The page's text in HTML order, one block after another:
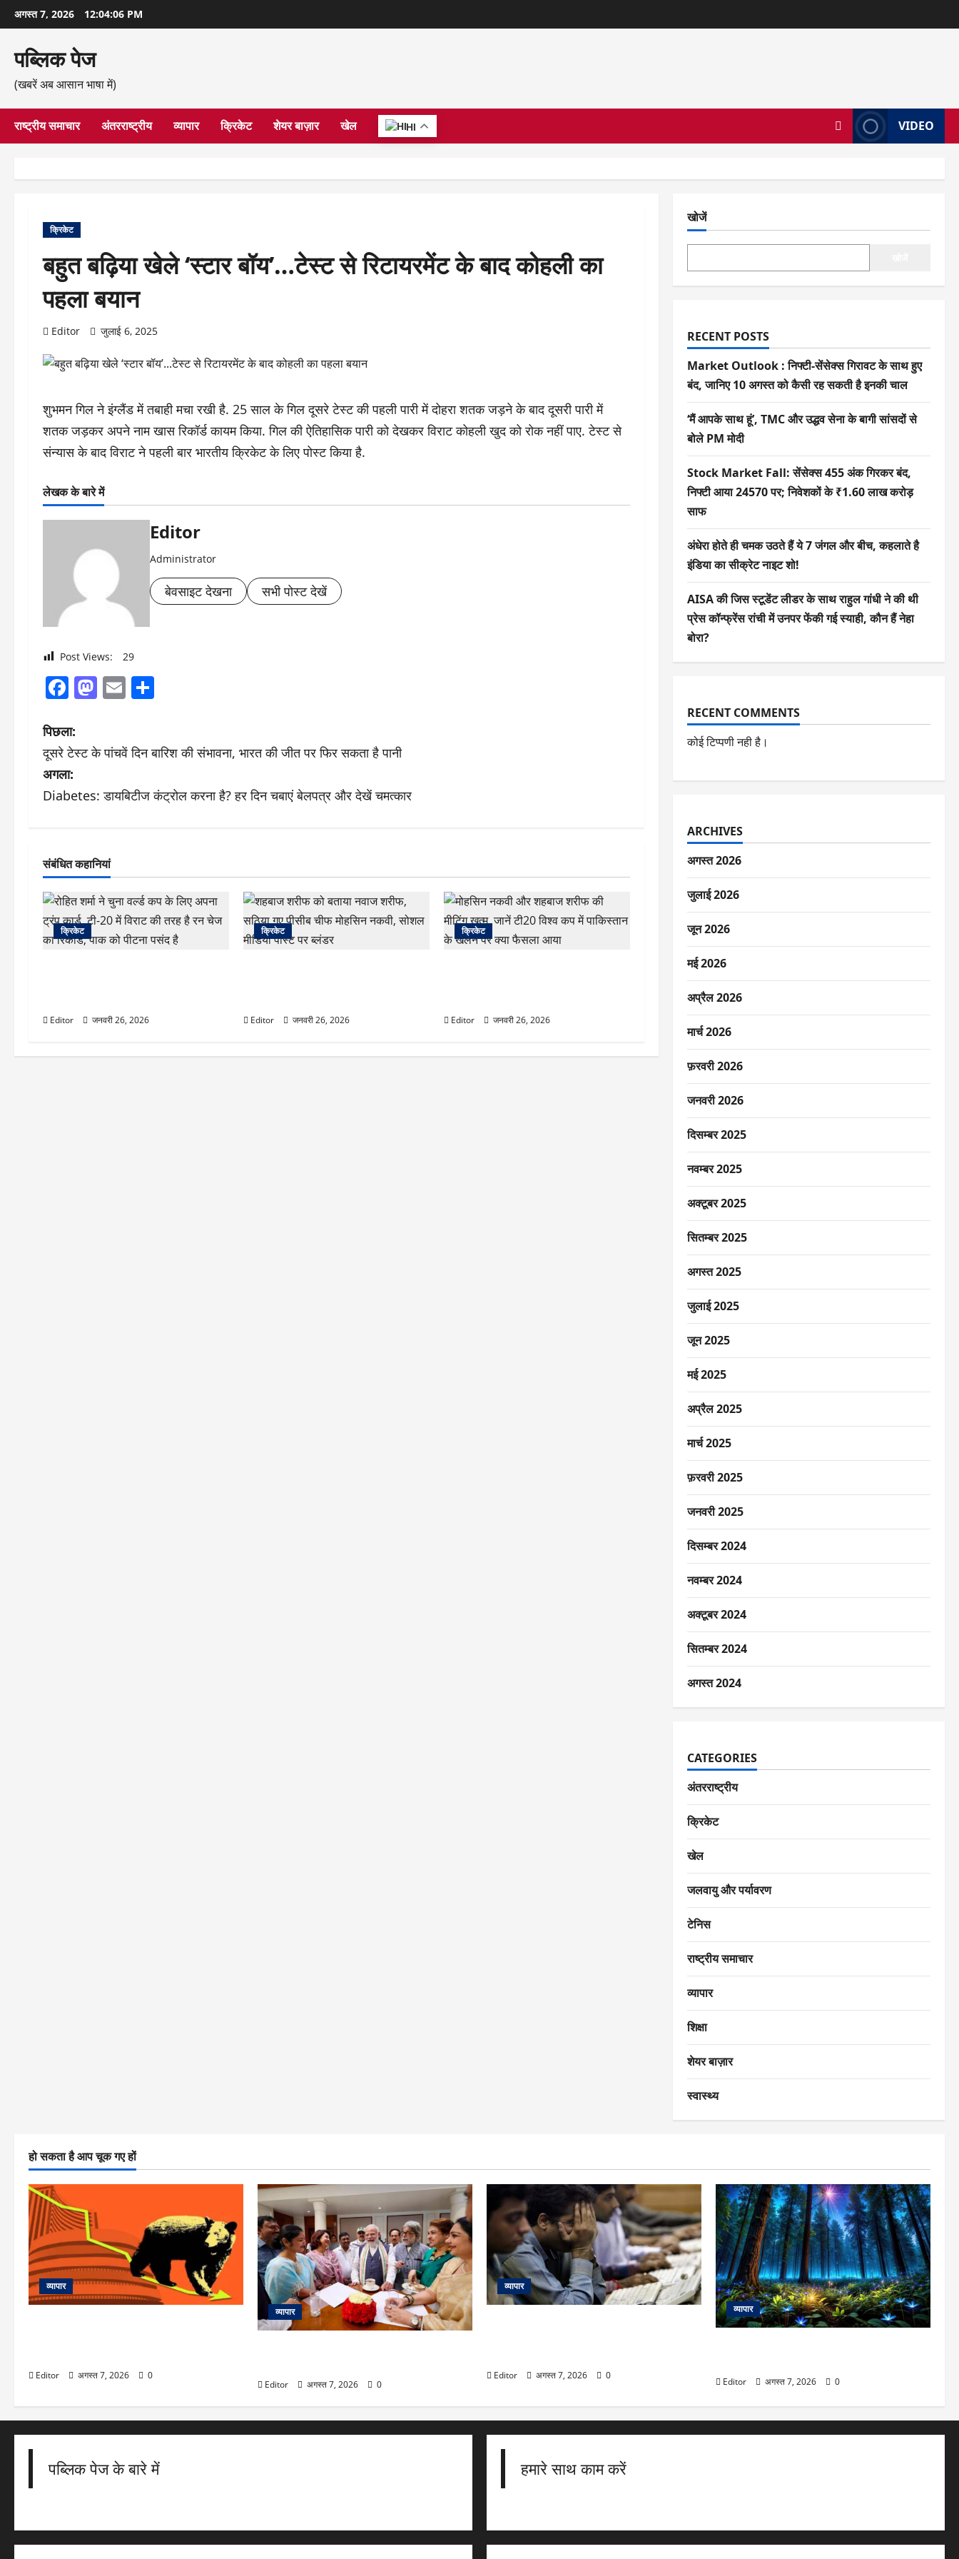
छोड़कर
सामग्री
अगस्त 7, 2026 12:04:06 PM
पब्लिक पेज
(खबरें अब आसान भाषा में)
राष्ट्रीय समाचार अंतरराष्ट्रीय व्यापार क्रिकेट शेयर बाज़ार खेल HI VIDEO
क्रिकेट
बहुत बढ़िया खेले ‘स्टार बॉय’…टेस्ट से रिटायरमेंट के बाद कोहली का
पहला बयान
Editor जुलाई 6, 2025
शुभमन गिल ने इंग्लैंड में तबाही मचा रखी है. 25 साल के गिल दूसरे टेस्ट की पहली पारी में दोहरा शतक जड़ने के बाद दूसरी पारी में
शतक जड़कर अपने नाम खास रिकॉर्ड कायम किया. गिल की ऐतिहासिक पारी को देखकर विराट कोहली खुद को रोक नहीं पाए. टेस्ट से
संन्यास के बाद विराट ने पहली बार भारतीय क्रिकेट के लिए पोस्ट किया है.
लेखक के बारे में
Editor
Administrator
बेवसाइट देखना सभी पोस्ट देखें
Post Views: 29
Facebook
Mastodon
Email
पो
स्ट
ने
गे
श
न
पिछला:
दूसरे टेस्ट के पांचवें दिन बारिश की संभावना, भारत की जीत पर फिर सकता है पानी
अगला:
Diabetes: डायबिटीज कंट्रोल करना है? हर दिन चबाएं बेलपत्र और देखें चमत्कार
संबंधित कहानियां
क्रिकेट
Editor जनवरी 26, 2026
क्रिकेट
Editor जनवरी 26, 2026
क्रिकेट
Editor जनवरी 26, 2026
खोजें
RECENT POSTS
Market Outlook : निफ्टी-सेंसेक्स गिरावट के साथ हुए
बंद, जानिए 10 अगस्त को कैसी रह सकती है इनकी चाल
‘मैं आपके साथ हूं’, TMC और उद्धव सेना के बागी सांसदों से
बोले PM मोदी
Stock Market Fall: सेंसेक्स 455 अंक गिरकर बंद,
निफ्टी आया 24570 पर; निवेशकों के ₹1.60 लाख करोड़
साफ
अंधेरा होते ही चमक उठते हैं ये 7 जंगल और बीच, कहलाते है
इंडिया का सीक्रेट नाइट शो!
AISA की जिस स्टूडेंट लीडर के साथ राहुल गांधी ने की थी
प्रेस कॉन्फ्रेंस रांची में उनपर फेंकी गई स्याही, कौन हैं नेहा
बोरा?
RECENT COMMENTS
कोई टिप्पणी नही है।
ARCHIVES
अगस्त 2026
जुलाई 2026
जून 2026
मई 2026
अप्रैल 2026
मार्च 2026
फ़रवरी 2026
जनवरी 2026
दिसम्बर 2025
नवम्बर 2025
अक्टूबर 2025
सितम्बर 2025
अगस्त 2025
जुलाई 2025
जून 2025
मई 2025
अप्रैल 2025
मार्च 2025
फ़रवरी 2025
जनवरी 2025
दिसम्बर 2024
नवम्बर 2024
अक्टूबर 2024
सितम्बर 2024
अगस्त 2024
CATEGORIES
अंतरराष्ट्रीय
क्रिकेट
खेल
जलवायु और पर्यावरण
टेनिस
राष्ट्रीय समाचार
व्यापार
शिक्षा
शेयर बाज़ार
स्वास्थ्य
हो सकता है आप चूक गए हों
व्यापार
Editor अगस्त 7, 2026 0
व्यापार
Editor अगस्त 7, 2026 0
व्यापार
Editor अगस्त 7, 2026 0
व्यापार
Editor अगस्त 7, 2026 0
पब्लिक पेज के बारे में हमारे साथ काम करें